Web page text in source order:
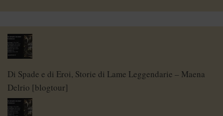
Di Spade e di Eroi, Storie di Lame Leggendarie – Maena
Delrio [blogtour]